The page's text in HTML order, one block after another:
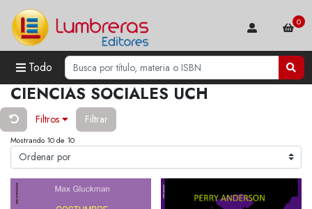
Todo
0
CIENCIAS SOCIALES UCH
Filtros Filtrar
Mostrando 10 de 10